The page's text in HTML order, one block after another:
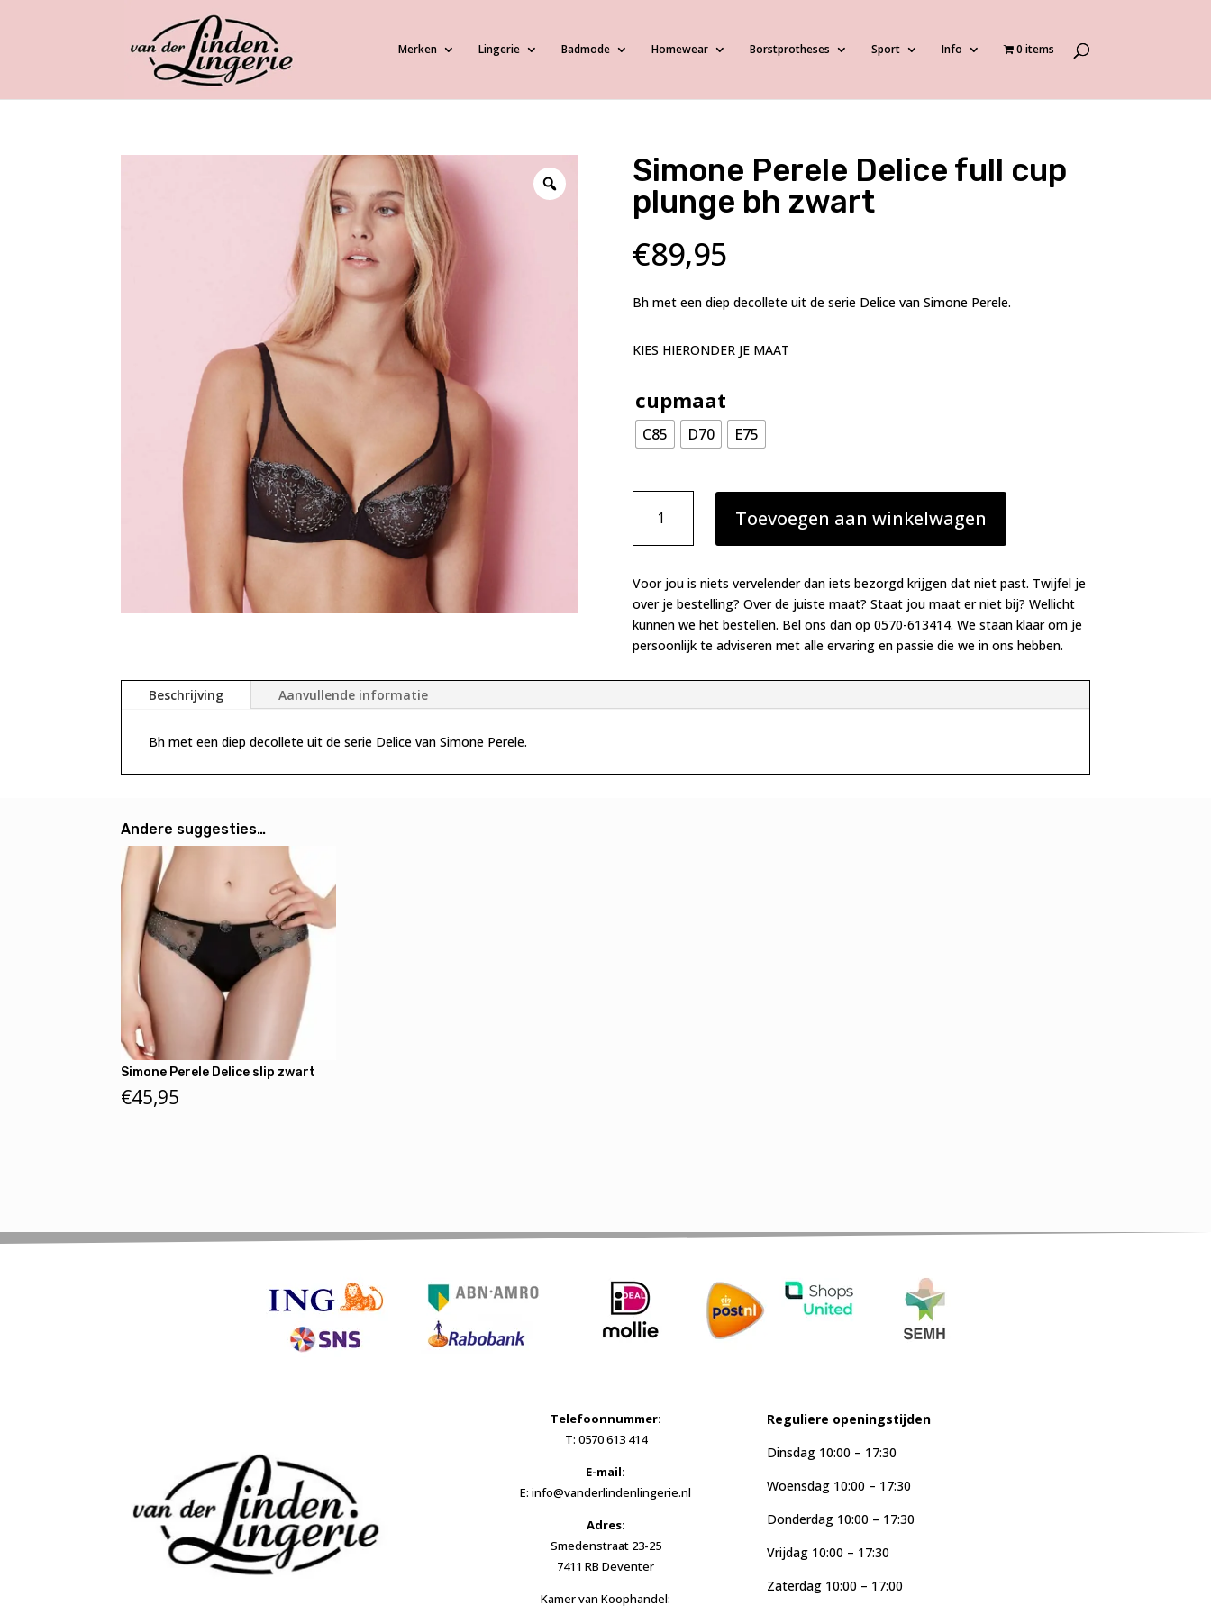
Merken Lingerie Badmode Homewear Borstprotheses Sport Info 0 items
Simone Perele Delice full cup
plunge bh zwart
€89,95
Bh met een diep decollete uit de serie Delice van Simone Perele.
KIES HIERONDER JE MAAT
cupmaat
C85 D70 E75
Simone
Perele
Delice
cup
plunge
bh
zwart
Toevoegen aan winkelwagen
Voor jou is niets vervelender dan iets bezorgd krijgen dat niet past. Twijfel je
over je bestelling? Over de juiste maat? Staat jou maat er niet bij? Wellicht
kunnen we het bestellen. Bel ons dan op 0570-613414. We staan klaar om je
persoonlijk te adviseren met alle ervaring en passie die we in ons hebben.
Beschrijving Aanvullende informatie
Bh met een diep decollete uit de serie Delice van Simone Perele.
Andere suggesties…
Simone Perele Delice slip zwart
€45,95
Telefoonnummer:
T: 0570 613 414
E-mail:
E: info@vanderlindenlingerie.nl
Adres:
Smedenstraat 23-25
7411 RB Deventer
Kamer van Koophandel:
Reguliere openingstijden
Dinsdag 10:00 – 17:30
Woensdag 10:00 – 17:30
Donderdag 10:00 – 17:30
Vrijdag 10:00 – 17:30
Zaterdag 10:00 – 17:00